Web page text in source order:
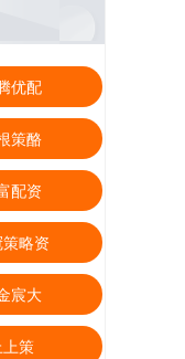
优配
策酪
配资
略资
宸大
策